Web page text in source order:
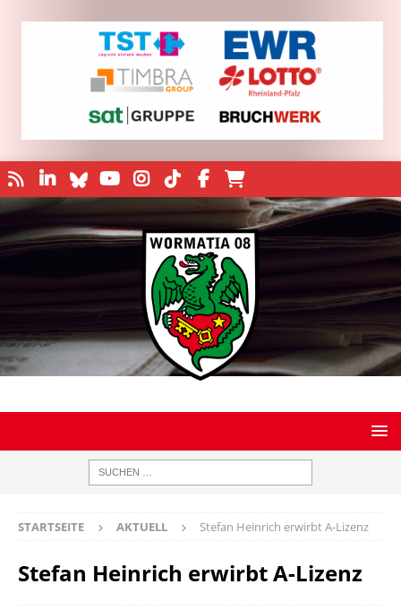
STARTSEITE AKTUELL Stefan Heinrich erwirbt A-Lizenz
Stefan Heinrich erwirbt A-Lizenz